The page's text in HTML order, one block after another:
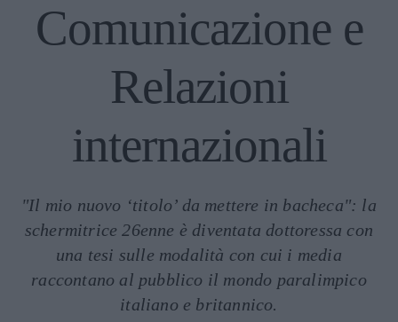
Comunicazione e
Relazioni
internazionali
"Il mio nuovo ‘titolo’ da mettere in bacheca": la
schermitrice 26enne è diventata dottoressa con
una tesi sulle modalità con cui i media
raccontano al pubblico il mondo paralimpico
italiano e britannico.